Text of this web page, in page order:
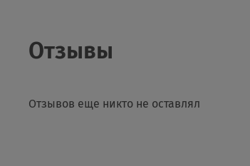
Отзывы
Отзывов еще никто не оставлял